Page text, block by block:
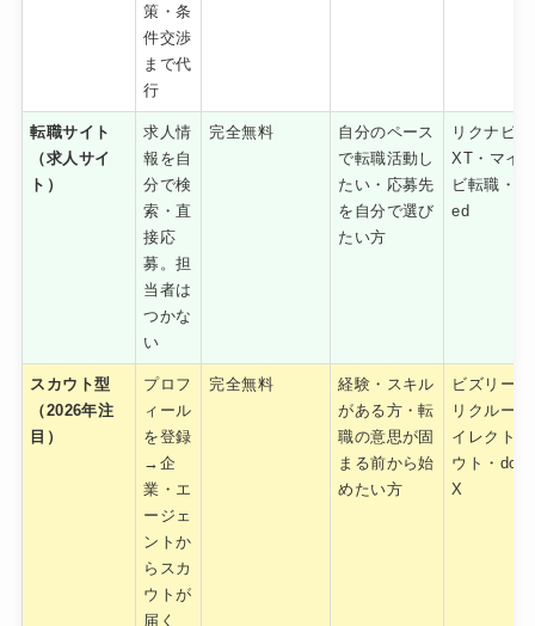
策・条
件交渉
まで代
行
転職サイト
（求人サイ
ト）
求人情
報を自
分で検
索・直
接応
募。担
当者は
つかな
い
完全無料
自分のペース
で転職活動し
たい・応募先
を自分で選び
たい方
リクナビ
XT・マイ
ビ転職・
ed
スカウト型
（2026年注
目）
プロフ
ィール
を登録
→企
業・エ
ージェ
ントか
らスカ
ウトが
届く
完全無料
経験・スキル
がある方・転
職の意思が固
まる前から始
めたい方
ビズリー
リクルー
イレクトス
ウト・doda
X